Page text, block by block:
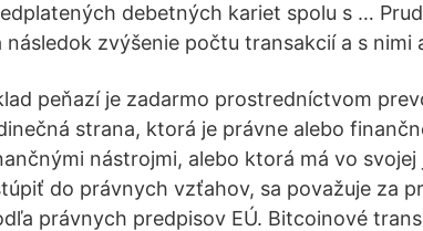
debetných kariet spolu s …
následok zvýšenie počtu transakcií a s
peňazí je zadarmo prostredníctvom
strana, ktorá je právne alebo
nástrojmi, alebo ktorá má vo
do právnych vzťahov, sa považuje za
právnych predpisov EÚ. Bitcoinové